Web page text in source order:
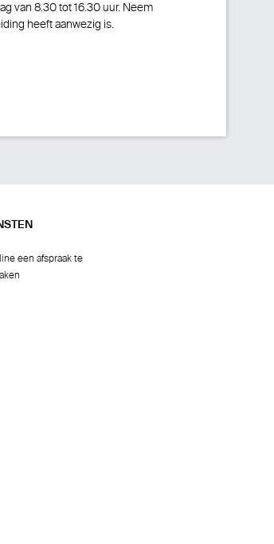
van 8.30 tot 16.30 uur. Neem
heeft aanwezig is.
een afspraak te